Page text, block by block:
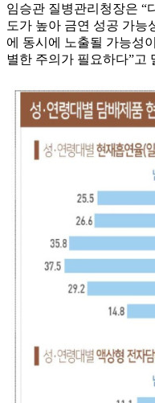
임승관 질병관리청장은 “
도가 높아 금연 성공 가능
에 동시에 노출될 가능성
별한 주의가 필요하다”고